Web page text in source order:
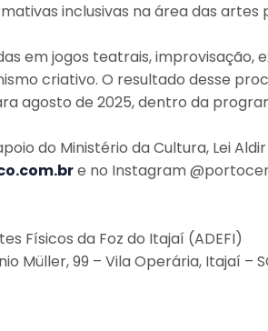
inclusivas na área das artes
em jogos teatrais,
criativo. O resultado desse
agosto de 2025, dentro da
do Ministério da Cultura, Lei
e no Instagram
Físicos da Foz do Itajaí (ADEFI)
Müller, 99 – Vila Operária, Itajaí –